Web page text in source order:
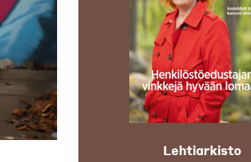
Lehtiarkisto